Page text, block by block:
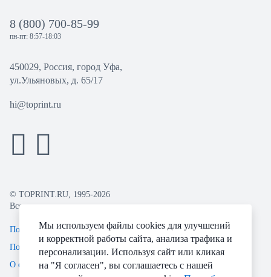
8 (800) 700-85-99
пн-пт: 8:57-18:03
450029, Россия, город Уфа,
ул.Ульяновых, д. 65/17
hi@toprint.ru
© TOPRINT.RU, 1995-2026
Все права защищены.
Политика конфиденциальности
Пользовательское соглашение
О файлах Cookie
Мы используем файлы cookies для улучшений
и корректной работы сайта, анализа трафика и
персонализации. Используя сайт или кликая
на "Я согласен", вы соглашаетесь с нашей